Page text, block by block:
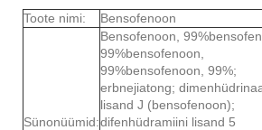
Toote nimi: Bensofenoon
Sünonüümid:
Bensofenoon,
99%bensofenoon,
99%bensofenoon, 99%;
erbnejiatong;
lisand J (bensofenoon);
difenhüdramiini lisand 5